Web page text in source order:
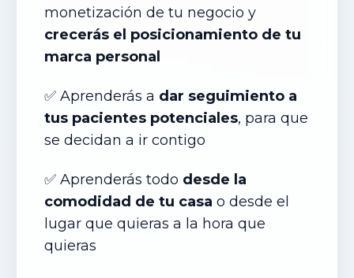
monetización de tu negocio y
crecerás el posicionamiento de tu
marca personal
✅ Aprenderás a dar seguimiento a
tus pacientes potenciales, para que
se decidan a ir contigo
✅ Aprenderás todo desde la
comodidad de tu casa o desde el
lugar que quieras a la hora que
quieras